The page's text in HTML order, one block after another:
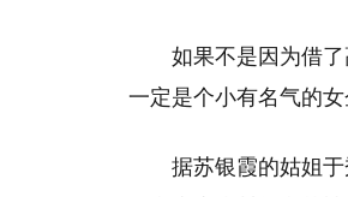
如果不是因为借
一定是个小有名气的
据苏银霞的姑姐